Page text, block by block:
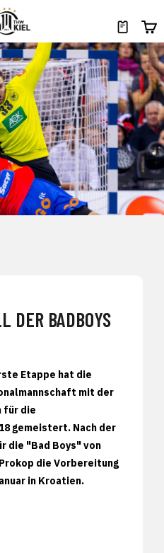
DER BADBOYS
Etappe hat die
mit der
für die
gemeistert. Nach der
die "Bad Boys" von
die Vorbereitung
in Kroatien.